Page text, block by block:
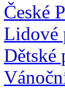
České
Lidové
Dětské